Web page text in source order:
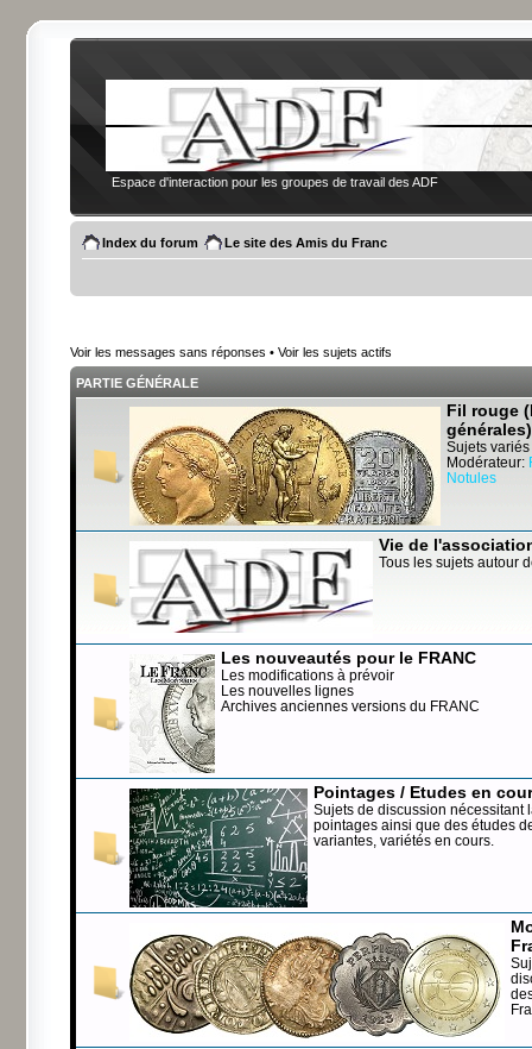
Espace d'interaction pour les groupes de travail des ADF
Index du forum Le site des Amis du Franc
Voir les messages sans réponses • Voir les sujets actifs
PARTIE GÉNÉRALE
Fil rouge
générales)
Sujets variés
Modérateur:
Notules
Vie de
Tous les sujets autour
Les nouveautés pour le FRANC
Les modifications à prévoir
Les nouvelles lignes
Archives anciennes versions du FRANC
Pointages / Etudes en
Sujets de discussion nécessitant
pointages ainsi que des études
variantes, variétés en cours.